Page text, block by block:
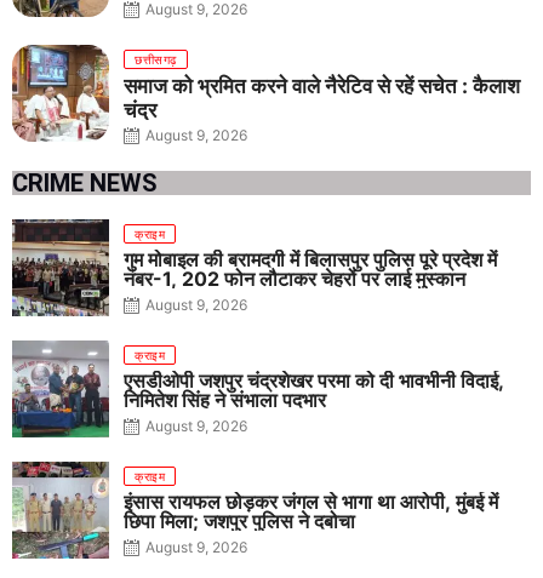
August 9, 2026
छत्तीसगढ़
समाज को भ्रमित करने वाले नैरेटिव से रहें सचेत : कैलाश
चंद्र
August 9, 2026
CRIME NEWS
क्राइम
गुम मोबाइल की बरामदगी में बिलासपुर पुलिस पूरे प्रदेश में
नंबर-1, 202 फोन लौटाकर चेहरों पर लाई मुस्कान
August 9, 2026
क्राइम
एसडीओपी जशपुर चंद्रशेखर परमा को दी भावभीनी विदाई,
निमितेश सिंह ने संभाला पदभार
August 9, 2026
क्राइम
इंसास रायफल छोड़कर जंगल से भागा था आरोपी, मुंबई में
छिपा मिला; जशपुर पुलिस ने दबोचा
August 9, 2026